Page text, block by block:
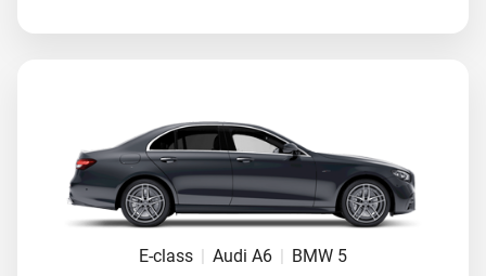
E-class | Audi A6 | BMW 5